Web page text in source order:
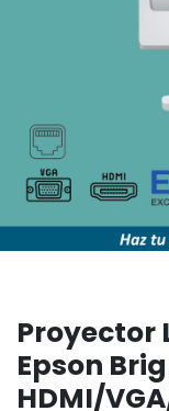
Proyector
Epson
HDMI/